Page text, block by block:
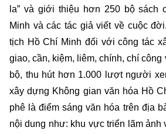
la” và giới thiệu hơn 250 bộ sách
Minh và các tác giả viết về cuộc
tịch Hồ Chí Minh đối với công tác
giao, cần, kiệm, liêm, chính, chí công
bộ, thu hút hơn 1.000 lượt người
xây dựng Không gian văn hóa Hồ
phê là điểm sáng văn hóa trên địa
nội dung như: khu vực triển lãm ảnh